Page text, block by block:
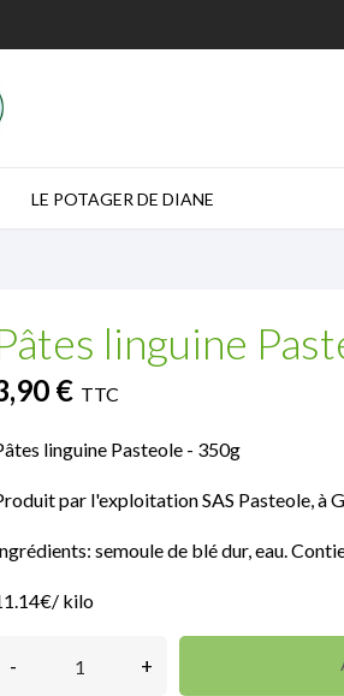
LE POTAGER DE DIANE
linguine
€ TTC
linguine Pasteole - 350g
par l'exploitation SAS Pasteole, à
semoule de blé dur, eau.
kilo
- +